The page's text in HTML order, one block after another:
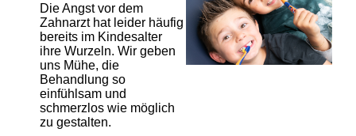
Die Angst vor dem
Zahnarzt hat leider häufig
bereits im Kindesalter
ihre Wurzeln. Wir geben
uns Mühe, die
Behandlung so
einfühlsam und
schmerzlos wie möglich
zu gestalten.